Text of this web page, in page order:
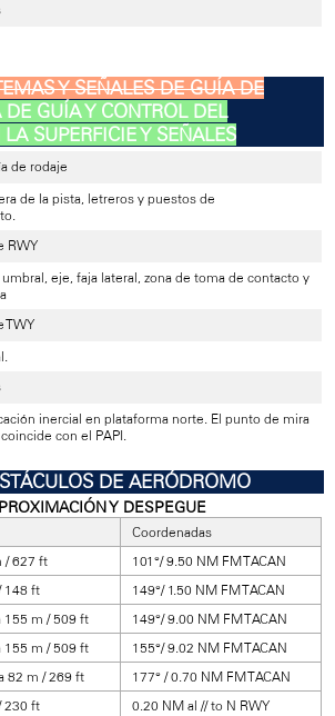
Y SEÑALES DE GUÍA DE
DE GUÍA Y CONTROL DEL
SUPERFICIE Y SEÑALES
de rodaje
de la pista, letreros y puestos de
RWY
eje, faja lateral, zona de toma de contacto y
TWY
inercial en plataforma norte. El punto de mira
con el PAPI.
DE AERÓDROMO
Y DESPEGUE
Coordenadas
/ 627 ft
101°/ 9.50 NM FM TACAN
148 ft
149°/ 1.50 NM FM TACAN
155 m / 509 ft
149°/ 9.00 NM FM TACAN
155 m / 509 ft
155°/ 9.02 NM FM TACAN
82 m / 269 ft
177° / 0.70 NM FM TACAN
230 ft
0.20 NM al // to N RWY